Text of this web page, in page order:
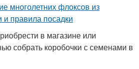
в магазине или
собрать коробочки с семенами в